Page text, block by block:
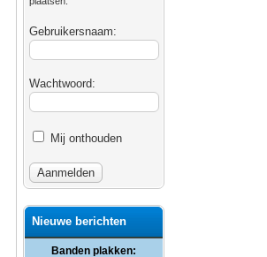
Gebruikersnaam:
Wachtwoord:
Mij onthouden
Nieuwe berichten
Banden plakken: